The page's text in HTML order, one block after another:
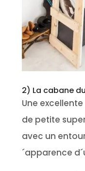
2) La cabane
Une
de petite
avec un
´apparence